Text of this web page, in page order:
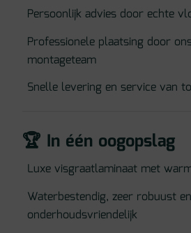
Persoonlijk advies door echte
Professionele plaatsing door
montageteam
Snelle levering en service van
🏆 In één oogopslag
Luxe visgraatlaminaat met
Waterbestendig, zeer robuust en
onderhoudsvriendelijk